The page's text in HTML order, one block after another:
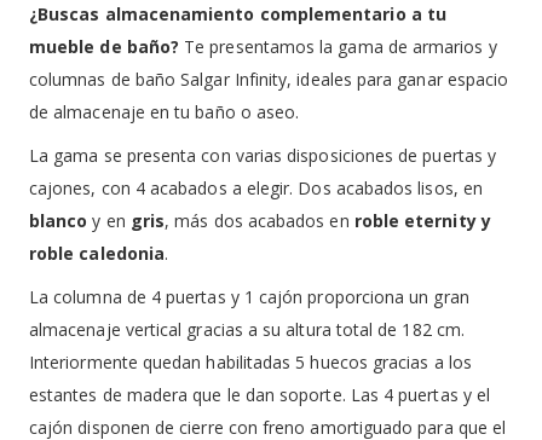
¿Buscas almacenamiento complementario a tu
mueble de baño? Te presentamos la gama de armarios y
columnas de baño Salgar Infinity, ideales para ganar espacio
de almacenaje en tu baño o aseo.
La gama se presenta con varias disposiciones de puertas y
cajones, con 4 acabados a elegir. Dos acabados lisos, en
blanco y en gris, más dos acabados en roble eternity y
roble caledonia.
La columna de 4 puertas y 1 cajón proporciona un gran
almacenaje vertical gracias a su altura total de 182 cm.
Interiormente quedan habilitadas 5 huecos gracias a los
estantes de madera que le dan soporte. Las 4 puertas y el
cajón disponen de cierre con freno amortiguado para que el